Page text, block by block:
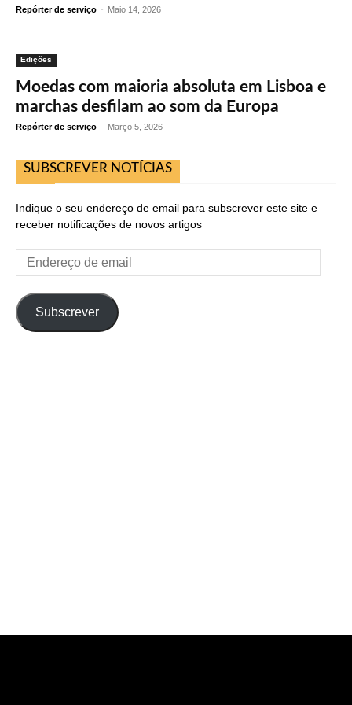
Repórter de serviço - Maio 14, 2026
Edições
Moedas com maioria absoluta em Lisboa e
marchas desfilam ao som da Europa
Repórter de serviço - Março 5, 2026
SUBSCREVER NOTÍCIAS
Indique o seu endereço de email para subscrever este site e
receber notificações de novos artigos
Endereço
de
Subscrever